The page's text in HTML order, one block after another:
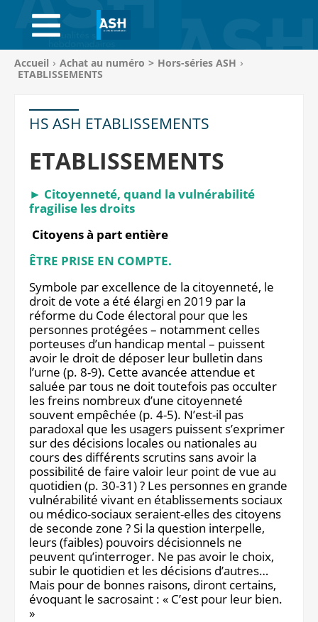
ACCUEIL
ABONNEMENTS
ACHAT AU NUMÉRO
LIBRAIRIE
PAGE ENTREPRISE
CV-THÈQUE
PANIER
Notre site éditorial
JOB ASH
Notre boutique
Vous
êtes
Accueil Achat au numéro > Hors-séries ASH
ETABLISSEMENTS
HS ASH ETABLISSEMENTS
ETABLISSEMENTS
► Citoyenneté, quand la vulnérabilité
fragilise les droits
Citoyens à part entière
ÊTRE PRISE EN COMPTE.
Symbole par excellence de la citoyenneté, le
droit de vote a été élargi en 2019 par la
réforme du Code électoral pour que les
personnes protégées – notamment celles
porteuses d’un handicap mental – puissent
avoir le droit de déposer leur bulletin dans
l’urne (p. 8-9). Cette avancée attendue et
saluée par tous ne doit toutefois pas occulter
les freins nombreux d’une citoyenneté
souvent empêchée (p. 4-5). N’est-il pas
paradoxal que les usagers puissent s’exprimer
sur des décisions locales ou nationales au
cours des différents scrutins sans avoir la
possibilité de faire valoir leur point de vue au
quotidien (p. 30-31) ? Les personnes en grande
vulnérabilité vivant en établissements sociaux
ou médico-sociaux seraient-elles des citoyens
de seconde zone ? Si la question interpelle,
leurs (faibles) pouvoirs décisionnels ne
peuvent qu’interroger. Ne pas avoir le choix,
subir le quotidien et les décisions d’autres…
Mais pour de bonnes raisons, diront certains,
évoquant le sacrosaint : « C’est pour leur bien.
»